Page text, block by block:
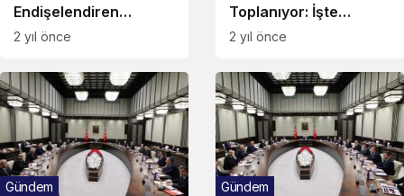
Endişelendiren
Rakamlar! “Açık
Açısından Bir
Felakettir!”
2 yıl önce
Toplanıyor: İşte
Gündem Maddeleri…
2 yıl önce
Gündem Gündem